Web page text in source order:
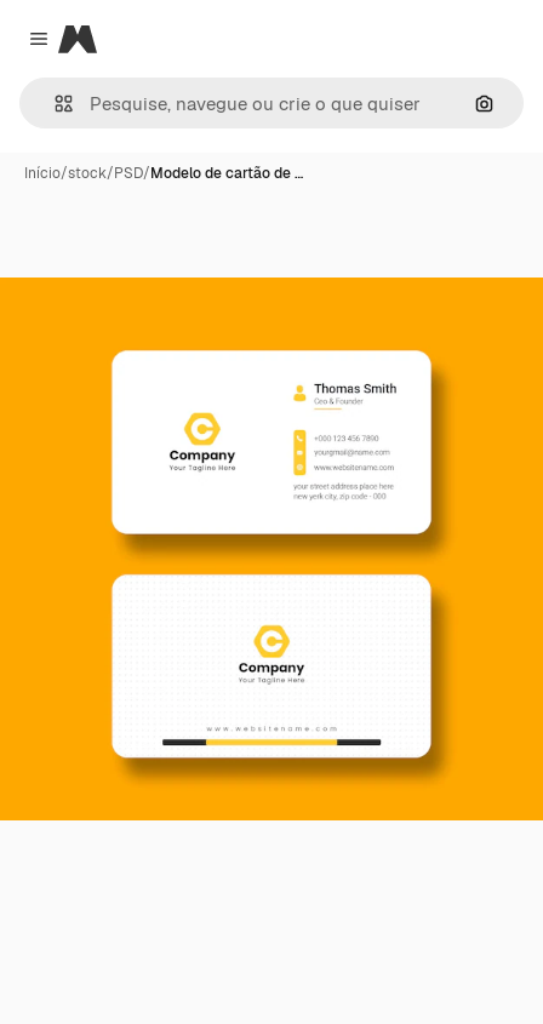
Close menu
Magnific
Início/stock/PSD/Modelo de cartão de …